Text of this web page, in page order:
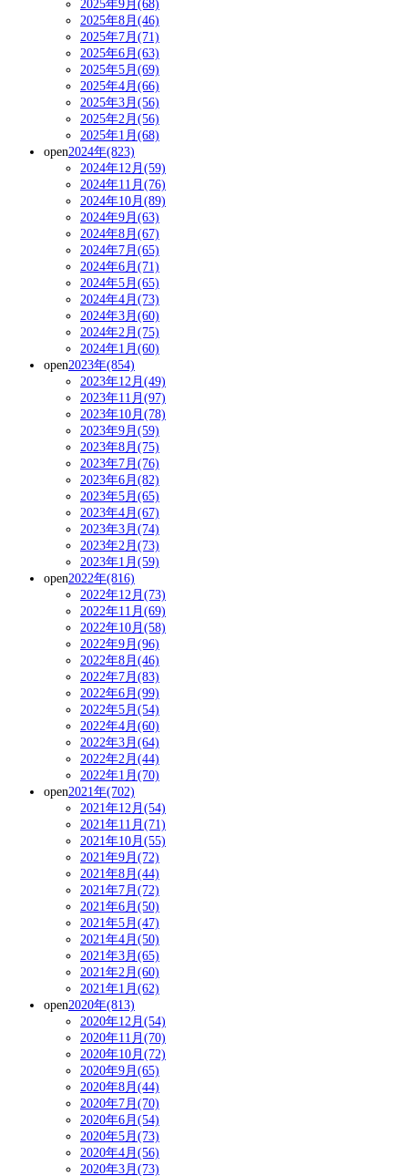
2025年9月(68)
2025年8月(46)
2025年7月(71)
2025年6月(63)
2025年5月(69)
2025年4月(66)
2025年3月(56)
2025年2月(56)
2025年1月(68)
open2024年(823)
2024年12月(59)
2024年11月(76)
2024年10月(89)
2024年9月(63)
2024年8月(67)
2024年7月(65)
2024年6月(71)
2024年5月(65)
2024年4月(73)
2024年3月(60)
2024年2月(75)
2024年1月(60)
open2023年(854)
2023年12月(49)
2023年11月(97)
2023年10月(78)
2023年9月(59)
2023年8月(75)
2023年7月(76)
2023年6月(82)
2023年5月(65)
2023年4月(67)
2023年3月(74)
2023年2月(73)
2023年1月(59)
open2022年(816)
2022年12月(73)
2022年11月(69)
2022年10月(58)
2022年9月(96)
2022年8月(46)
2022年7月(83)
2022年6月(99)
2022年5月(54)
2022年4月(60)
2022年3月(64)
2022年2月(44)
2022年1月(70)
open2021年(702)
2021年12月(54)
2021年11月(71)
2021年10月(55)
2021年9月(72)
2021年8月(44)
2021年7月(72)
2021年6月(50)
2021年5月(47)
2021年4月(50)
2021年3月(65)
2021年2月(60)
2021年1月(62)
open2020年(813)
2020年12月(54)
2020年11月(70)
2020年10月(72)
2020年9月(65)
2020年8月(44)
2020年7月(70)
2020年6月(54)
2020年5月(73)
2020年4月(56)
2020年3月(73)